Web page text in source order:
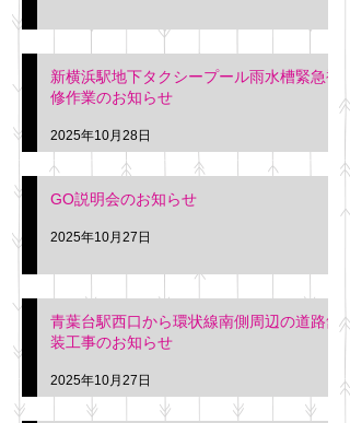
新横浜駅地下タクシープール雨水槽緊急補
修作業のお知らせ
2025年10月28日
GO説明会のお知らせ
2025年10月27日
青葉台駅西口から環状線南側周辺の道路舗
装工事のお知らせ
2025年10月27日